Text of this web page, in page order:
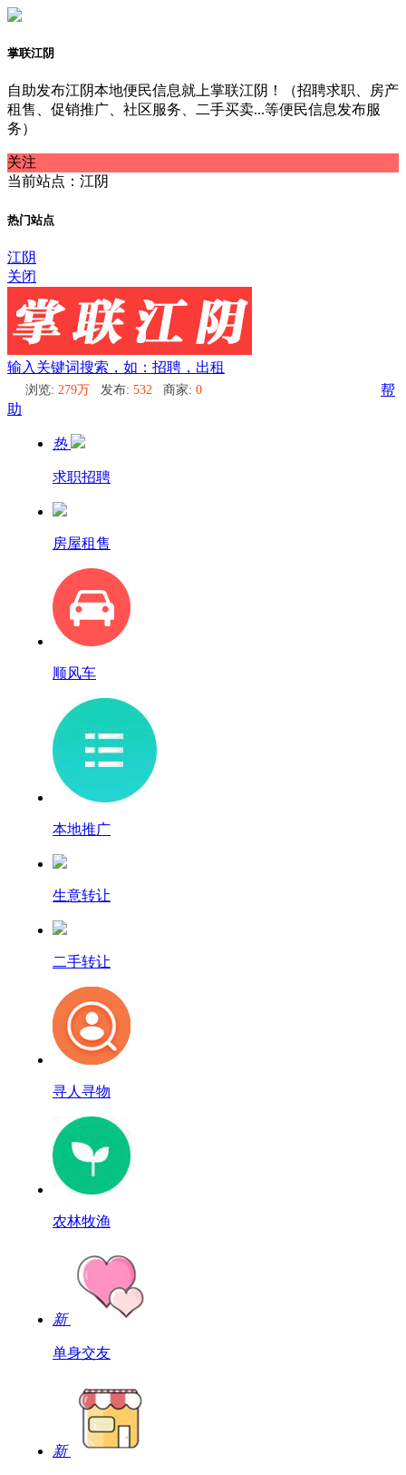
掌联江阴
自助发布江阴本地便民信息就上掌联江阴！（招聘求职、房产
租售、促销推广、社区服务、二手买卖...等便民信息发布服
务）
关注
当前站点：江阴
热门站点
江阴
关闭
输入关键词搜索，如：招聘，出租
浏览: 279万 发布: 532 商家: 0
帮
助
热
求职招聘
房屋租售
顺风车
本地推广
生意转让
二手转让
寻人寻物
农林牧渔
新
单身交友
新